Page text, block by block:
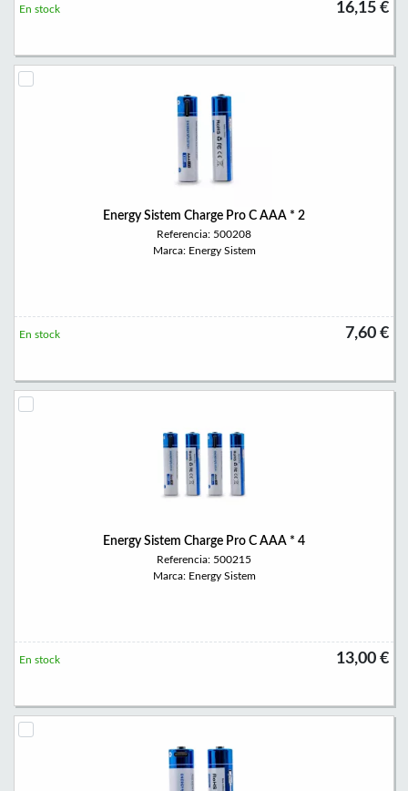
16,15 €
En stock
Energy Sistem Charge Pro C AAA * 2
Referencia: 500208
Marca: Energy Sistem
7,60 €
En stock
Energy Sistem Charge Pro C AAA * 4
Referencia: 500215
Marca: Energy Sistem
13,00 €
En stock